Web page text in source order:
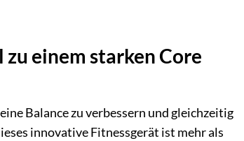
einem starken Core
Balance zu verbessern und gleichzeitig
innovative Fitnessgerät ist mehr als